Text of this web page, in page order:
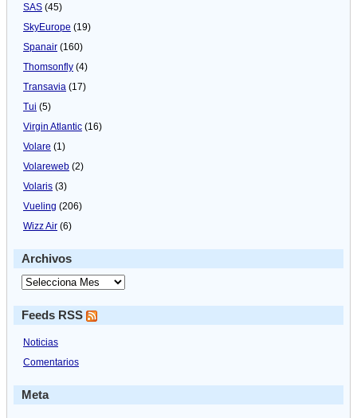
SAS (45)
SkyEurope (19)
Spanair (160)
Thomsonfly (4)
Transavia (17)
Tui (5)
Virgin Atlantic (16)
Volare (1)
Volareweb (2)
Volaris (3)
Vueling (206)
Wizz Air (6)
Archivos
Feeds RSS
Noticias
Comentarios
Meta